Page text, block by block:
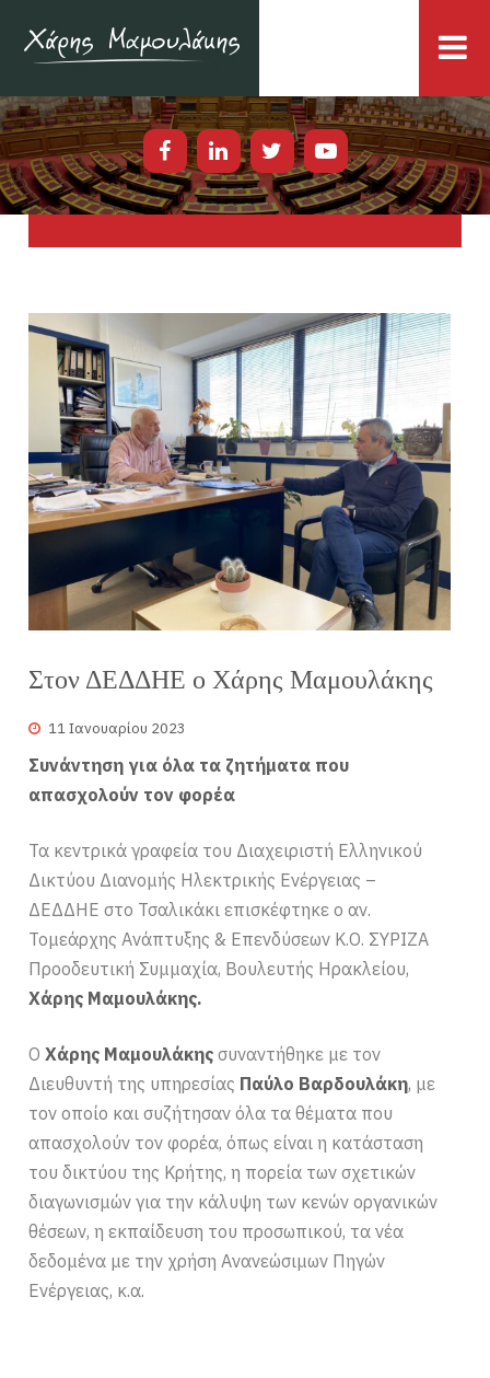
Στον ΔΕΔΔΗΕ ο Χάρης Μαμουλάκης
11 Ιανουαρίου 2023
Συνάντηση για όλα τα ζητήματα που
απασχολούν τον φορέα
Τα κεντρικά γραφεία του Διαχειριστή Ελληνικού
Δικτύου Διανομής Ηλεκτρικής Ενέργειας –
ΔΕΔΔΗΕ στο Τσαλικάκι επισκέφτηκε ο αν.
Τομεάρχης Ανάπτυξης & Επενδύσεων Κ.Ο. ΣΥΡΙΖΑ
Προοδευτική Συμμαχία, Βουλευτής Ηρακλείου,
Χάρης Μαμουλάκης.
ΟΧάρης Μαμουλάκης συναντήθηκε με τον
Διευθυντή της υπηρεσίας Παύλο Βαρδουλάκη, με
τον οποίo και συζήτησαν όλα τα θέματα που
απασχολούν τον φορέα, όπως είναι η κατάσταση
του δικτύου της Κρήτης, η πορεία των σχετικών
διαγωνισμών για την κάλυψη των κενών οργανικών
θέσεων, η εκπαίδευση του προσωπικού, τα νέα
δεδομένα με την χρήση Ανανεώσιμων Πηγών
Ενέργειας, κ.α.